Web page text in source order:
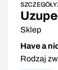
SZCZEGÓŁY
Sklep
Have a
Rodzaj